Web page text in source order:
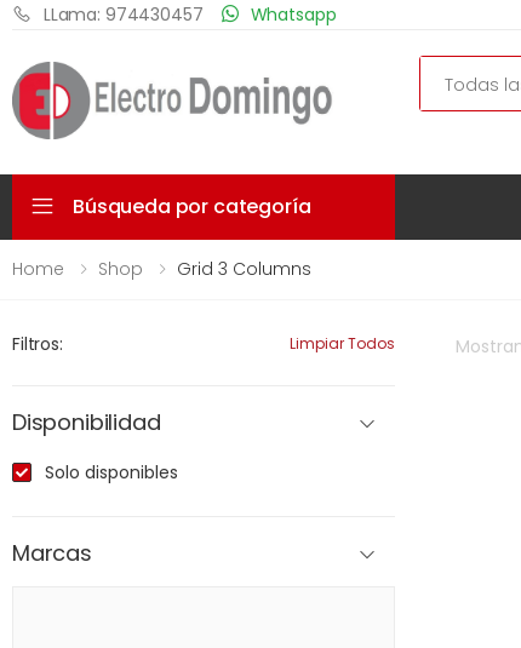
LLama: 974430457 Whatsapp
Search
Búsqueda por categoría
Home Shop Grid 3 Columns
Filtros: Limpiar Todos
Disponibilidad
Solo disponibles
Marcas